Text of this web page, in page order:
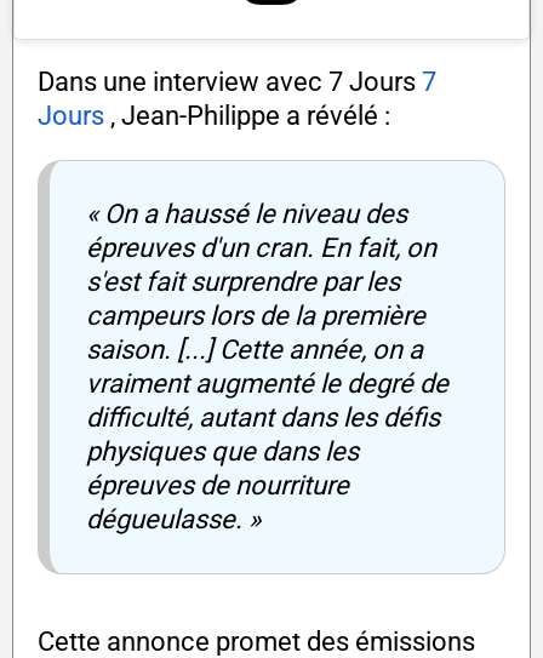
Dans une interview avec 7 Jours 7
Jours , Jean-Philippe a révélé :
« On a haussé le niveau des
épreuves d'un cran. En fait, on
s'est fait surprendre par les
campeurs lors de la première
saison. [...] Cette année, on a
vraiment augmenté le degré de
difficulté, autant dans les défis
physiques que dans les
épreuves de nourriture
dégueulasse. »
Cette annonce promet des émissions